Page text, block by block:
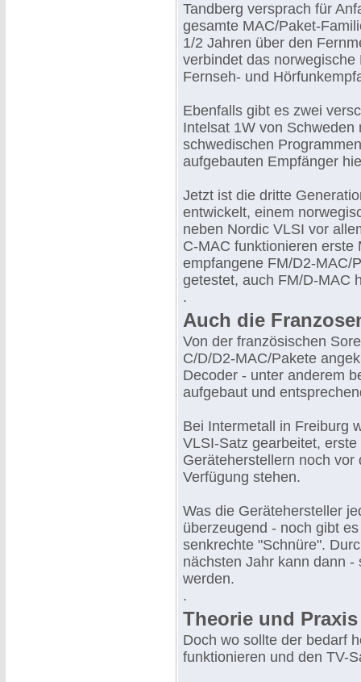
Tandberg versprach für
gesamte MAC/Paket-
1/2 Jahren über den
verbindet das
Fernseh- und
Ebenfalls gibt es zwei
Intelsat 1W von
schwedischen
aufgebauten Empfänger
Jetzt ist die dritte
entwickelt, einem
neben Nordic VLSI vor
C-MAC funktionieren erste
empfangene FM/D2-MAC/
getestet, auch FM/D-MAC
.
Auch die
Von der französischen
C/D/D2-MAC/Pakete
Decoder - unter anderem
aufgebaut und
Bei Intermetall in Freiburg
VLSI-Satz gearbeitet,
Geräteherstellern noch
Verfügung stehen.
Was die Gerätehersteller
überzeugend - noch gibt
senkrechte "Schnüre".
nächsten Jahr kann dann
werden.
.
Theorie und
Doch wo sollte der bedarf
funktionieren und den TV-